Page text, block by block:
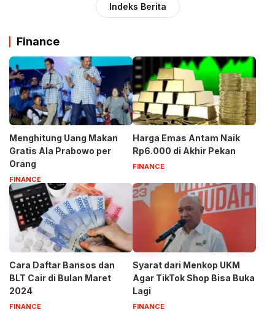
Indeks Berita
Finance
Menghitung Uang Makan
Gratis Ala Prabowo per
Orang
FINANCE
Harga Emas Antam Naik
Rp6.000 di Akhir Pekan
FINANCE
Cara Daftar Bansos dan
BLT Cair di Bulan Maret
2024
FINANCE
Syarat dari Menkop UKM
Agar TikTok Shop Bisa Buka
Lagi
FINANCE